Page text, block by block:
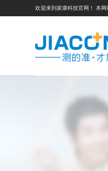
欢迎来到家康科技官网！ 本